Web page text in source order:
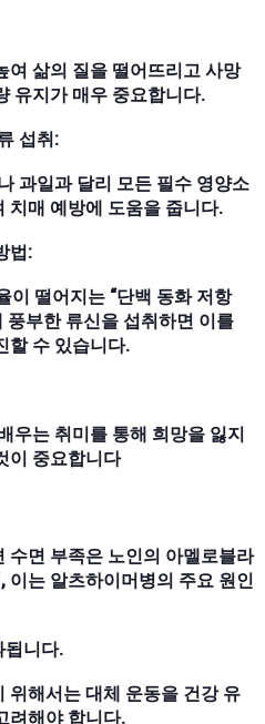
여 삶의 질을 떨어뜨리고 사망
유지가 매우 중요합니다.
섭취:
과일과 달리 모든 필수 영양소
치매 예방에 도움을 줍니다.
법:
이 떨어지는 “단백 동화 저항
풍부한 류신을 섭취하면 이를
할 수 있습니다.
우는 취미를 통해 희망을 잃지
이 중요합니다
수면 부족은 노인의 아멜로블라
이는 알츠하이머병의 주요 원인
됩니다.
위해서는 대체 운동을 건강 유
려해야 합니다.